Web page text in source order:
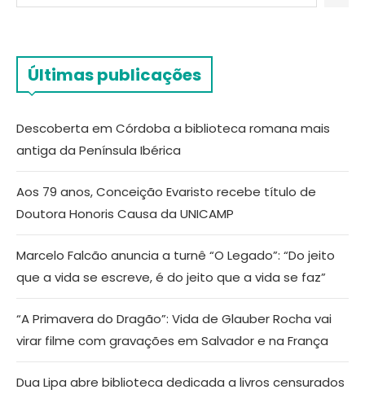
Últimas publicações
Descoberta em Córdoba a biblioteca romana mais
antiga da Península Ibérica
Aos 79 anos, Conceição Evaristo recebe título de
Doutora Honoris Causa da UNICAMP
Marcelo Falcão anuncia a turnê “O Legado”: “Do jeito
que a vida se escreve, é do jeito que a vida se faz”
“A Primavera do Dragão”: Vida de Glauber Rocha vai
virar filme com gravações em Salvador e na França
Dua Lipa abre biblioteca dedicada a livros censurados